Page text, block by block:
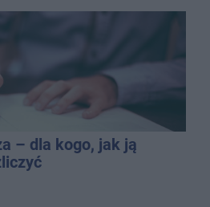
– dla kogo, jak ją